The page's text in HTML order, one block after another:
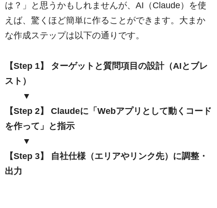
は？」と思うかもしれませんが、AI（Claude）を使
えば、驚くほど簡単に作ることができます。大まか
な作成ステップは以下の通りです。
【Step 1】 ターゲットと質問項目の設計（AIとブレ
スト）
▼
【Step 2】 Claudeに「Webアプリとして動くコード
を作って」と指示
▼
【Step 3】 自社仕様（エリアやリンク先）に調整・
出力